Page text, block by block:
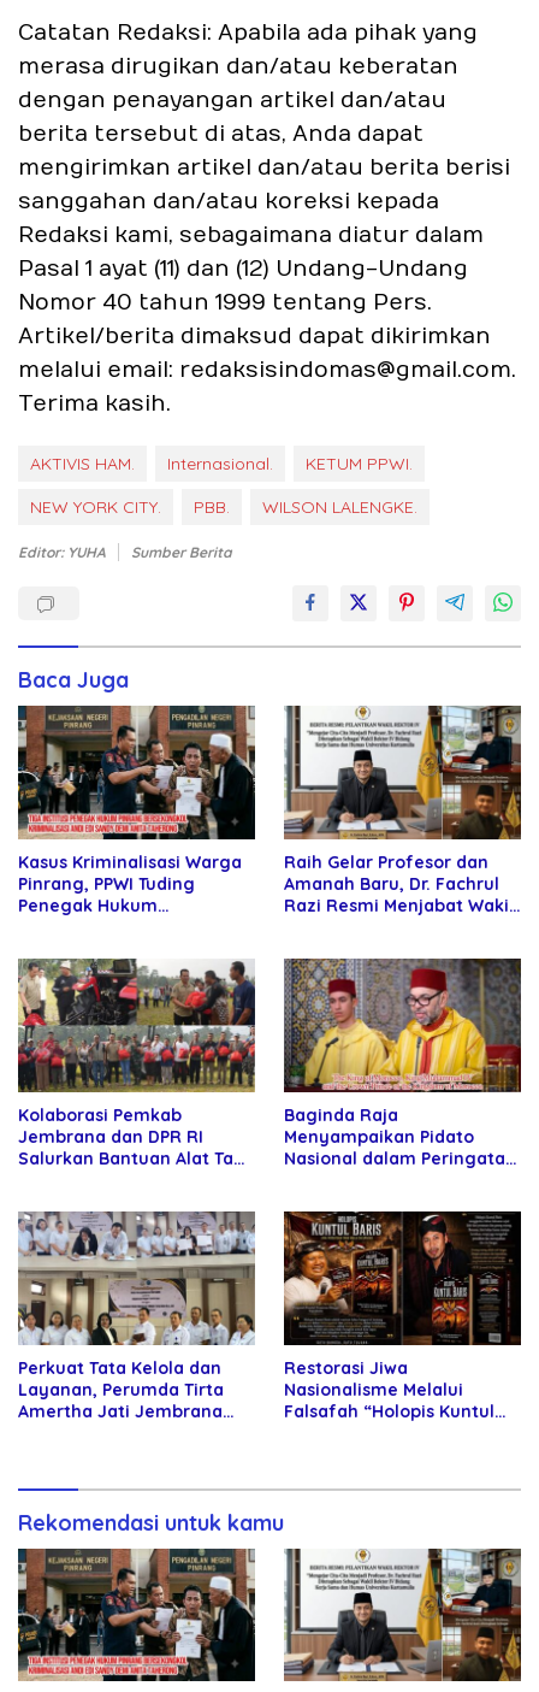
Catatan Redaksi: Apabila ada pihak yang
merasa dirugikan dan/atau keberatan
dengan penayangan artikel dan/atau
berita tersebut di atas, Anda dapat
mengirimkan artikel dan/atau berita berisi
sanggahan dan/atau koreksi kepada
Redaksi kami, sebagaimana diatur dalam
Pasal 1 ayat (11) dan (12) Undang-Undang
Nomor 40 tahun 1999 tentang Pers.
Artikel/berita dimaksud dapat dikirimkan
melalui email: redaksisindomas@gmail.com.
Terima kasih.
AKTIVIS HAM. Internasional.
KETUM PPWI.
NEW YORK CITY.
PBB. WILSON LALENGKE.
Editor: YUHA Sumber Berita
Baca Juga
Kasus Kriminalisasi Warga
Pinrang, PPWI Tuding
Penegak Hukum
Raih Gelar Profesor dan
Amanah Baru, Dr. Fachrul
Razi Resmi Menjabat Wakil
Kolaborasi Pemkab
Jembrana dan DPR RI
Salurkan Bantuan Alat Tani
Baginda Raja
Menyampaikan Pidato
Nasional dalam Peringatan
Perkuat Tata Kelola dan
Layanan, Perumda Tirta
Amertha Jati Jembrana
Restorasi Jiwa
Nasionalisme Melalui
Falsafah “Holopis Kuntul
Rekomendasi untuk kamu